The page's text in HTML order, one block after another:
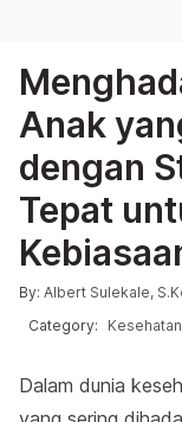
Anak
dengan
Tepat
Posted by
By: Albert Sulekale,
Category: Kesehatan
Dalam dunia